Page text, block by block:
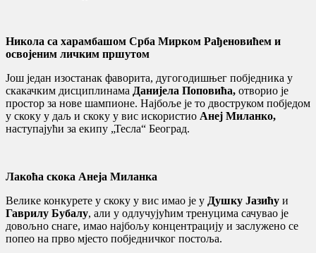
Никола са харамбашом Срба Мирком Рађеновићем и
освојеним личким пршутом
Још један изостанак фаворита, дугогодишњег побједника у
скакачким дисциплинама Данијела Поповића, отворио је
простор за нове шампионе. Најбоље је то двоструком побједом
у скоку у даљ и скоку у вис искористио Анеј Миланко,
наступајући за екипу „Тесла“ Београд.
Лакоћа скока Анеја Миланка
Велике конкурете у скоку у вис имао је у Душку Јазићу и
Гаврилу Бубалу, али у одлучујућим тренуцима сачувао је
довољно снаге, имао најбољу концентрацију и заслужено се
попео на прво мјесто побједничког постоља.